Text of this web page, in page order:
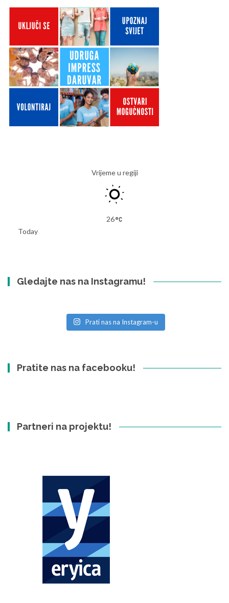
Vrijeme u regiji
26
Today
Gledajte nas na Instagramu!
Prati nas na Instagram-u
Pratite nas na facebooku!
Partneri na projektu!